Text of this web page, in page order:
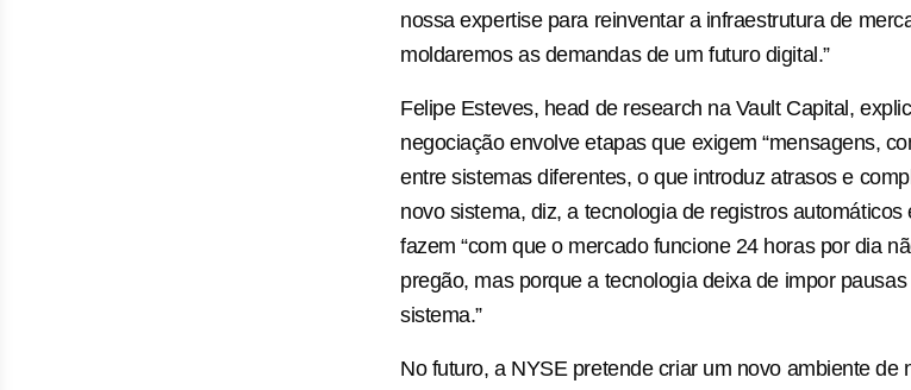
nossa expertise para reinventar a infraestrutura de
moldaremos as demandas de um futuro digital.”
Felipe Esteves, head de research na Vault Capital,
negociação envolve etapas que exigem “mensagens,
entre sistemas diferentes, o que introduz atrasos e
novo sistema, diz, a tecnologia de registros
fazem “com que o mercado funcione 24 horas por dia
pregão, mas porque a tecnologia deixa de impor
sistema.”
No futuro, a NYSE pretende criar um novo ambiente de